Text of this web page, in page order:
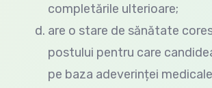
completările ulterioare;
are o stare de sănătate
postului pentru care
pe baza adeverinței